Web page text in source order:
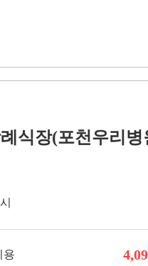
식장(포천우리병
용